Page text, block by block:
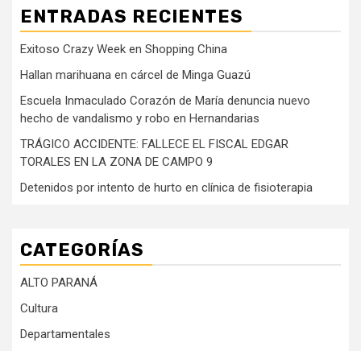
ENTRADAS RECIENTES
Exitoso Crazy Week en Shopping China
Hallan marihuana en cárcel de Minga Guazú
Escuela Inmaculado Corazón de María denuncia nuevo
hecho de vandalismo y robo en Hernandarias
TRÁGICO ACCIDENTE: FALLECE EL FISCAL EDGAR
TORALES EN LA ZONA DE CAMPO 9
Detenidos por intento de hurto en clínica de fisioterapia
CATEGORÍAS
ALTO PARANÁ
Cultura
Departamentales